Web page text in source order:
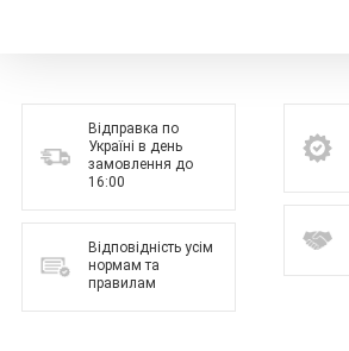
Відправка по
Україні в день
замовлення до
16:00
Відповідність усім
нормам та
правилам